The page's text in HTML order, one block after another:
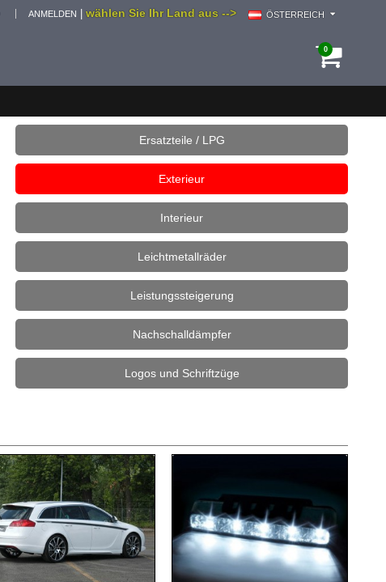
wählen Sie Ihr Land aus --> ÖSTERREICH
ANMELDEN
0
Ersatzteile / LPG
Exterieur
Interieur
Leichtmetallräder
Leistungssteigerung
Nachschalldämpfer
Logos und Schriftzüge